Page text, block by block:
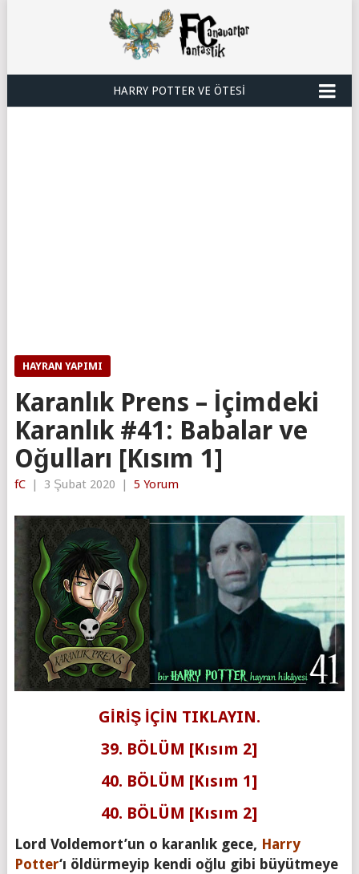
HARRY POTTER VE ÖTESI
HAYRAN YAPIMI
Karanlık Prens – İçimdeki
Karanlık #41: Babalar ve
Oğulları [Kısım 1]
fC | 3 Şubat 2020 | 5 Yorum
GİRİŞ İÇİN TIKLAYIN.
39. BÖLÜM [Kısım 2]
40. BÖLÜM [Kısım 1]
40. BÖLÜM [Kısım 2]
Lord Voldemort’un o karanlık gece, Harry
Potter‘ı öldürmeyip kendi oğlu gibi büyütmeye